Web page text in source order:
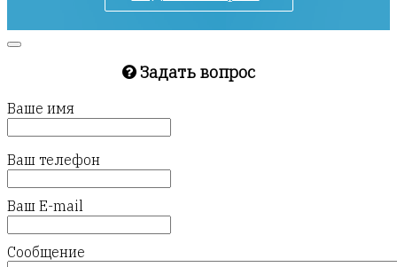
Задать вопрос
Ваше имя
Ваш телефон
Ваш E-mail
Сообщение